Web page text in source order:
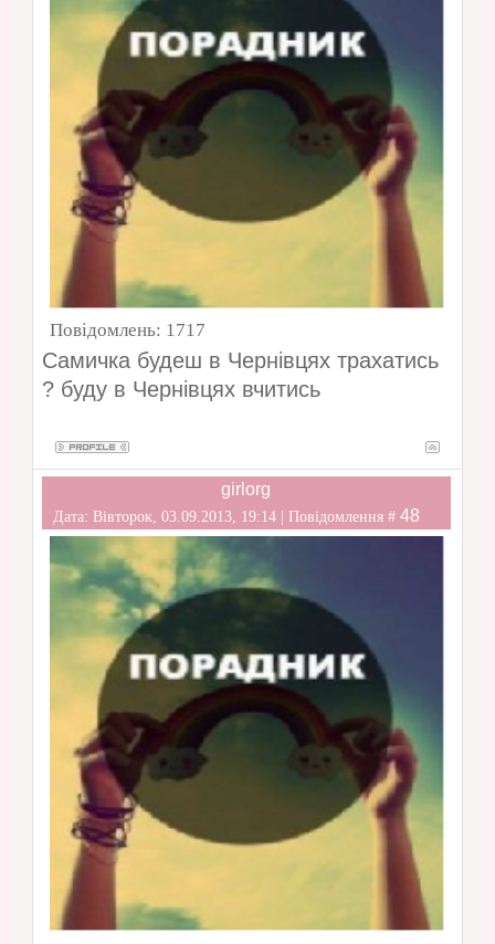
Повідомлень: 1717
Самичка будеш в Чернівцях трахатись
? буду в Чернівцях вчитись
girlorg
Дата: Вівторок, 03.09.2013, 19:14 | Повідомлення # 48